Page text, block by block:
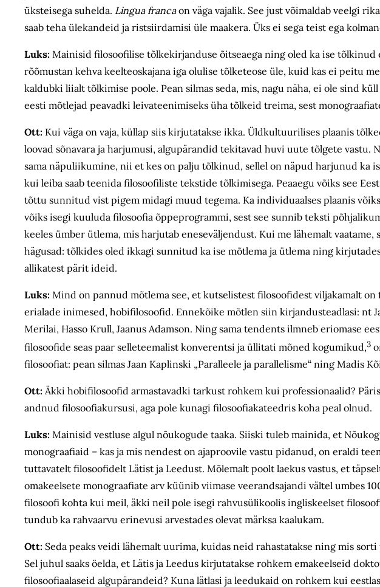
üksteisega suhelda. Lingua francaon väga vajalik. See just võimaldab veelgi
saab teha ülekandeid ja ristsiirdamisi üle maakera. Üks ei sega teist ega
Luks: Mainisid filosoofilise tõlkekirjanduse õitseaega ning oled ka ise
rõõmustan kehva keelteoskajana iga olulise tõlketeose üle, kuid kas ei peitu
kaldubki liialt tõlkimise poole. Pean silmas seda, mis, nagu näha, ei ole sind
eesti mõtlejad peavadki leivateenimiseks üha tõlkeid treima, sest
Ott: Kui väga on vaja, küllap siis kirjutatakse ikka. Üldkultuurilises plaanis
loovad sõnavara ja harjumusi, algupärandid tekitavad huvi uute tõlgete
sama näpuliikumine, nii et kes on palju tõlkinud, sellel on näpud harjunud ka
kui leiba saab teenida filosoofiliste tekstide tõlkimisega. Peaaegu võiks see
tõttu sunnitud vist pigem midagi muud tegema. Ka individuaalses plaanis
võiks isegi kuuluda filosoofia õppeprogrammi, sest see sunnib teksti
keeles ümber ütlema, mis harjutab eneseväljendust. Kui me lähemalt
hägusad: tõlkides oled ikkagi sunnitud ka ise mõtlema ja ütlema ning
allikatest pärit ideid.
Luks: Mind on pannud mõtlema see, et kutselistest filosoofidest viljakamalt
erialade inimesed, hobifilosoofid. Ennekõike mõtlen siin kirjandusteadlasi: nt
Merilai, Hasso Krull, Jaanus Adamson. Ning sama tendents ilmneb eriomase
filosoofide seas paar selleteemalist konverentsi ja üllitati mõned kogumikud,3
filosoofiat: pean silmas Jaan Kaplinski „Paralleele ja parallelisme“ ning Madis
Ott: Äkki hobifilosoofid armastavadki tarkust rohkem kui professionaalid?
andnud filosoofiakursusi, aga pole kunagi filosoofiakateedris koha peal olnud.
Luks: Mainisid vestluse algul nõukogude taaka. Siiski tuleb mainida, et
monograafiaid – kas ja mis nendest on ajaproovile vastu pidanud, on eraldi
tuttavatelt filosoofidelt Lätist ja Leedust. Mõlemalt poolt laekus vastus, et
omakeelsete monograafiate arv küünib viimase veerandsajandi vältel umbes
filosoofi kohta kui meil, äkki neil pole isegi rahvusülikoolis ingliskeelset
tundub ka rahvaarvu erinevusi arvestades olevat märksa kaalukam.
Ott: Seda peaks veidi lähemalt uurima, kuidas neid rahastatakse ning mis
Sel juhul saaks öelda, et Lätis ja Leedus kirjutatakse rohkem emakeelseid
filosoofiaalaseid algupärandeid? Kuna lätlasi ja leedukaid on rohkem kui